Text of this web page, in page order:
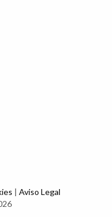
| Aviso Legal